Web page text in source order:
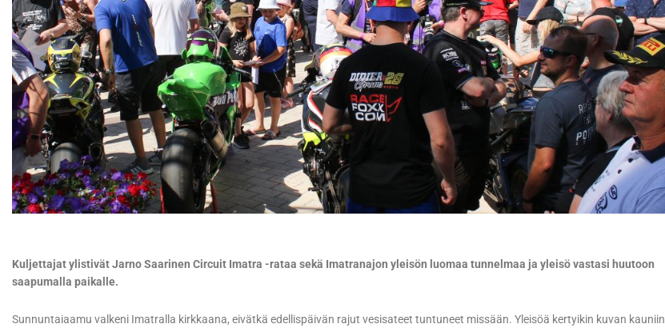
Kuljettajat ylistivät Jarno Saarinen Circuit Imatra -rataa sekä Imatranajon yleisön luomaa tunnelmaa ja yleisö vastasi huutoon
saapumalla paikalle.
Sunnuntaiaamu valkeni Imatralla kirkkaana, eivätkä edellispäivän rajut vesisateet tuntuneet missään. Yleisöä kertyikin kuvan kauniin